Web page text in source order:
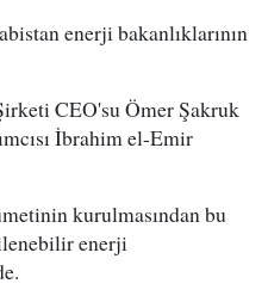
enerji bakanlıklarının
CEO'su Ömer Şakruk
İbrahim el-Emir
kurulmasından bu
enerji